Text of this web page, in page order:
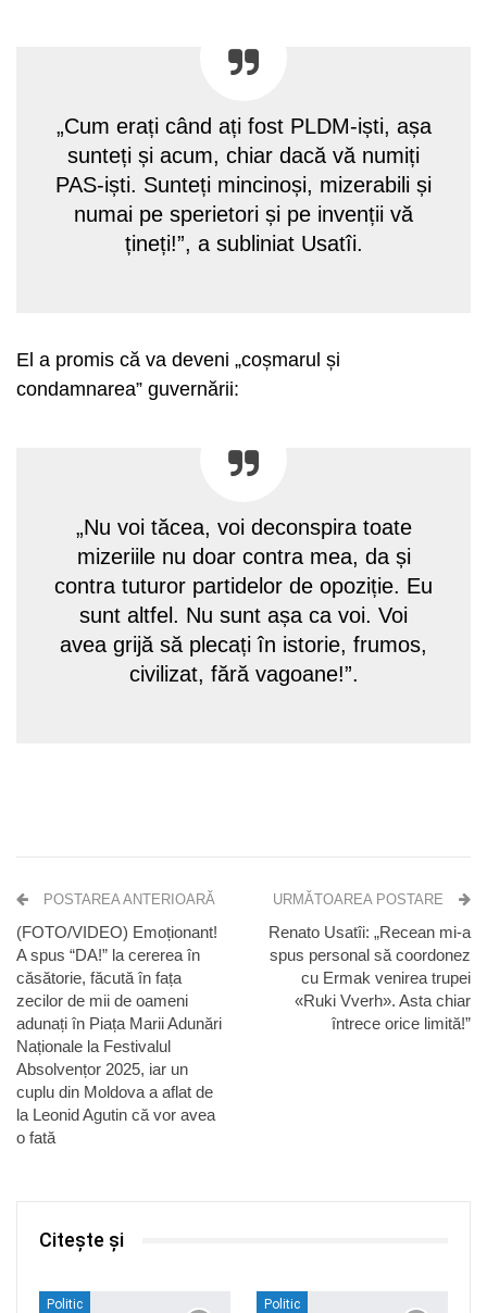
„Cum erați când ați fost PLDM-iști, așa
sunteți și acum, chiar dacă vă numiți
PAS-iști. Sunteți mincinoși, mizerabili și
numai pe sperietori și pe invenții vă
țineți!”, a subliniat Usatîi.
El a promis că va deveni „coșmarul și
condamnarea” guvernării:
„Nu voi tăcea, voi deconspira toate
mizeriile nu doar contra mea, da și
contra tuturor partidelor de opoziție. Eu
sunt altfel. Nu sunt așa ca voi. Voi
avea grijă să plecați în istorie, frumos,
civilizat, fără vagoane!”.
POSTAREA ANTERIOARĂ
(FOTO/VIDEO) Emoționant!
A spus “DA!” la cererea în
căsătorie, făcută în fața
zecilor de mii de oameni
adunați în Piața Marii Adunări
Naționale la Festivalul
Absolvențor 2025, iar un
cuplu din Moldova a aflat de
la Leonid Agutin că vor avea
o fată
URMĂTOAREA POSTARE
Renato Usatîi: „Recean mi-a
spus personal să coordonez
cu Ermak venirea trupei
«Ruki Vverh». Asta chiar
întrece orice limită!”
Citește și
Politic Politic